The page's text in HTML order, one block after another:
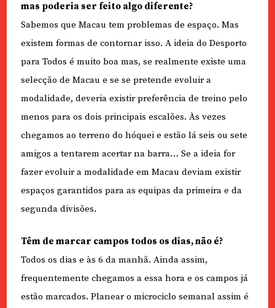
mas poderia ser feito algo diferente?
Sabemos que Macau tem problemas de espaço. Mas
existem formas de contornar isso. A ideia do Desporto
para Todos é muito boa mas, se realmente existe uma
selecção de Macau e se se pretende evoluir a
modalidade, deveria existir preferência de treino pelo
menos para os dois principais escalões. Às vezes
chegamos ao terreno do hóquei e estão lá seis ou sete
amigos a tentarem acertar na barra… Se a ideia for
fazer evoluir a modalidade em Macau deviam existir
espaços garantidos para as equipas da primeira e da
segunda divisões.
Têm de marcar campos todos os dias, não é?
Todos os dias e às 6 da manhã. Ainda assim,
frequentemente chegamos a essa hora e os campos já
estão marcados. Planear o microciclo semanal assim é